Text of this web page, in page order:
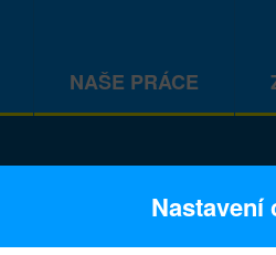
NAŠE PRÁCE
Nastavení